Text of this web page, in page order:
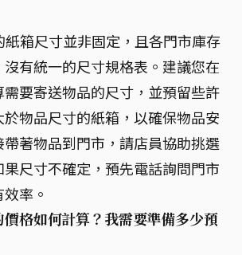
箱尺寸並非固定，且各門市庫存
有統一的尺寸規格表。建議您在
要寄送物品的尺寸，並預留些許
物品尺寸的紙箱，以確保物品安
著物品到門市，請店員協助挑選
尺寸不確定，預先電話詢問門市
率。
價格如何計算？我需要準備多少預